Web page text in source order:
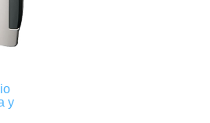
y